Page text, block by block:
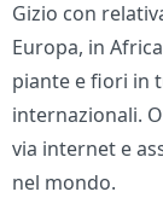
Gizio con
Europa, in
piante e fiori in
internazionali.
via internet e
nel mondo.